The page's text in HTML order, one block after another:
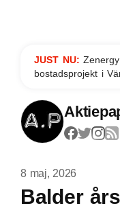
JUST NU:
bostadsprojekt i
8 maj, 2026
Balder